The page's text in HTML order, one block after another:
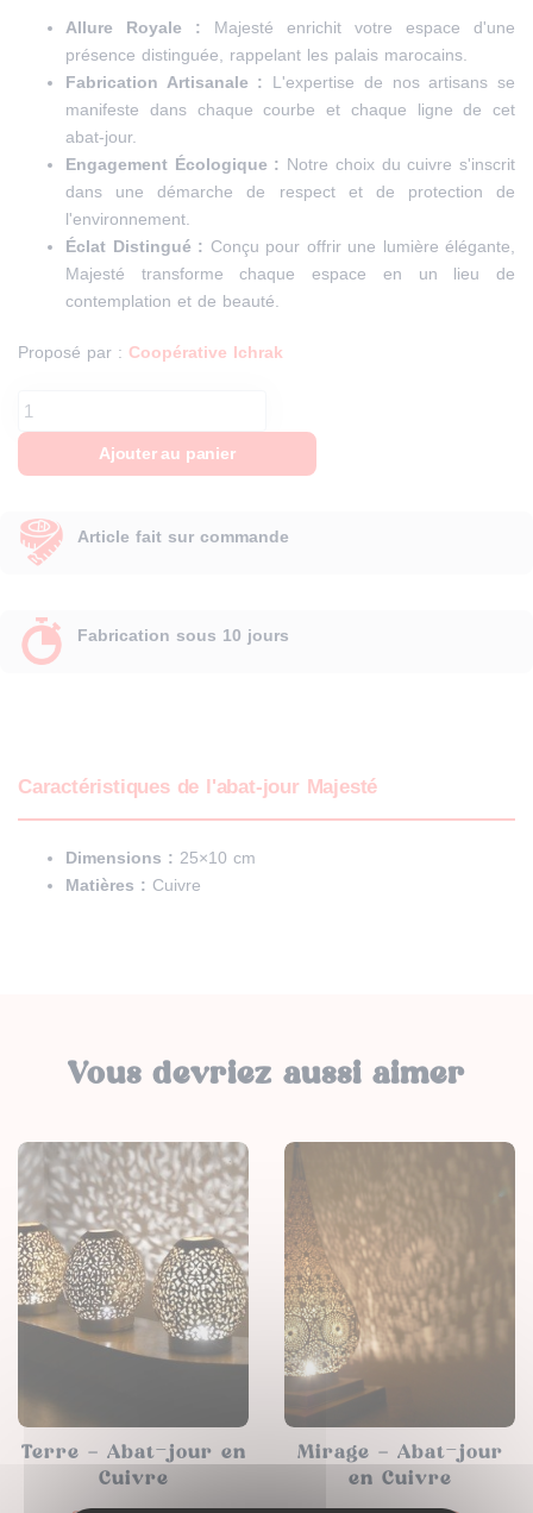
Allure Royale : Majesté enrichit votre espace d'une
présence distinguée, rappelant les palais marocains.
Fabrication Artisanale : L'expertise de nos artisans se
manifeste dans chaque courbe et chaque ligne de cet
abat-jour.
Engagement Écologique : Notre choix du cuivre s'inscrit
dans une démarche de respect et de protection de
l'environnement.
Éclat Distingué : Conçu pour offrir une lumière élégante,
Majesté transforme chaque espace en un lieu de
contemplation et de beauté.
Proposé par : Coopérative Ichrak
quantité
de
Majesté
Abat-
jour
Cuivre
Ajouter au panier
Article fait sur commande
Fabrication sous 10 jours
Caractéristiques de l'abat-jour Majesté
Dimensions : 25×10 cm
Matières : Cuivre
Vous devriez aussi aimer
Terre – Abat-jour en
Cuivre
Mirage – Abat-jour
en Cuivre